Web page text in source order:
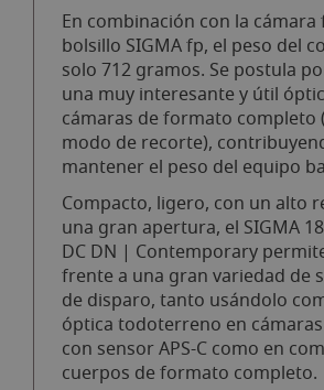
En combinación con la
bolsillo SIGMA fp, el peso del
solo 712 gramos. Se postula
una muy interesante y útil
cámaras de formato completo
modo de recorte),
mantener el peso del equipo
Compacto, ligero, con un alto
una gran apertura, el SIGMA
DC DN | Contemporary
frente a una gran variedad de
de disparo, tanto usándolo
óptica todoterreno en
con sensor APS-C como en
cuerpos de formato completo.